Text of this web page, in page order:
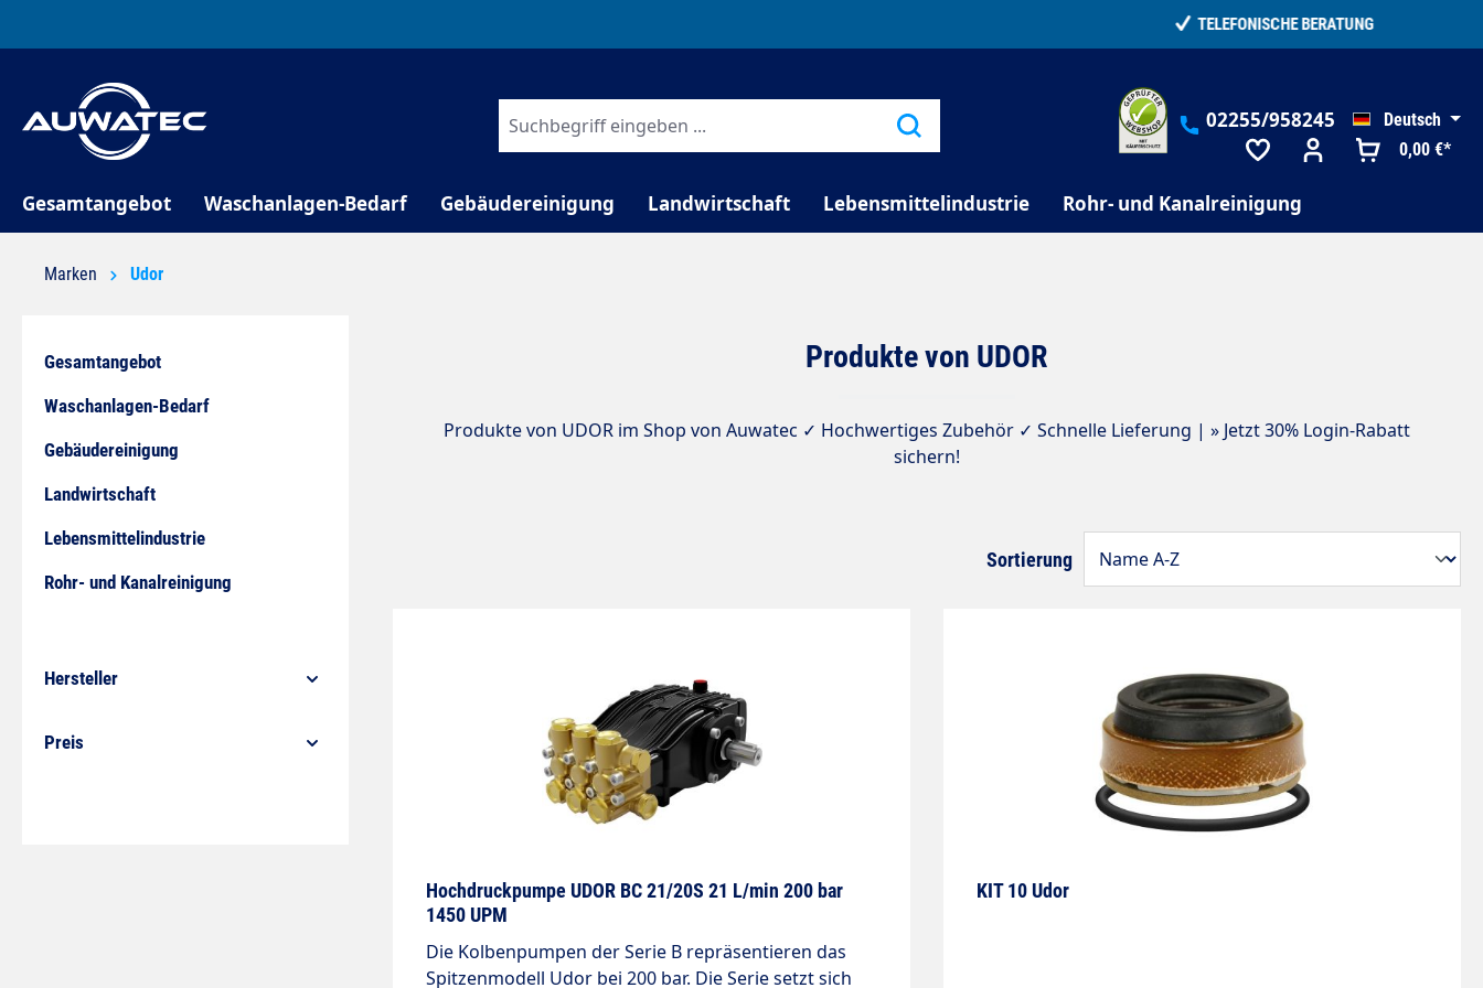
0,00 €*
02255/958245 Deutsch
Gesamtangebot Waschanlagen-Bedarf Gebäudereinigung Landwirtschaft Lebensmittelindustrie Rohr- und Kanalreinigung
Marken Udor
Gesamtangebot
Waschanlagen-Bedarf
Gebäudereinigung
Landwirtschaft
Lebensmittelindustrie
Rohr- und Kanalreinigung
Hersteller
Preis
Produkte von UDOR
Produkte von UDOR im Shop von Auwatec ✓ Hochwertiges Zubehör ✓ Schnelle Lieferung | » Jetzt 30% Login-Rabatt
sichern!
Sortierung
Hochdruckpumpe UDOR BC 21/20S 21 L/min 200 bar
1450 UPM
Die Kolbenpumpen der Serie B repräsentieren das
Spitzenmodell Udor bei 200 bar. Die Serie setzt sich
KIT 10 Udor